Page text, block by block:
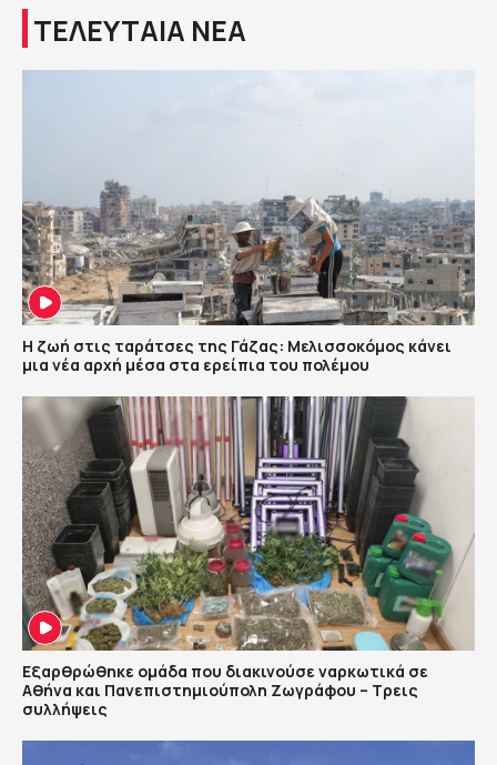
ΤΕΛΕΥΤΑΙΑ ΝΕΑ
Η ζωή στις ταράτσες της Γάζας: Μελισσοκόμος κάνει
μια νέα αρχή μέσα στα ερείπια του πολέμου
Εξαρθρώθηκε ομάδα που διακινούσε ναρκωτικά σε
Αθήνα και Πανεπιστημιούπολη Ζωγράφου – Τρεις
συλλήψεις